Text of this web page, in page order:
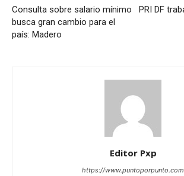
Consulta sobre salario mínimo
busca gran cambio para el
país: Madero
PRI DF
Editor Pxp
https://www.puntoporpunto.com